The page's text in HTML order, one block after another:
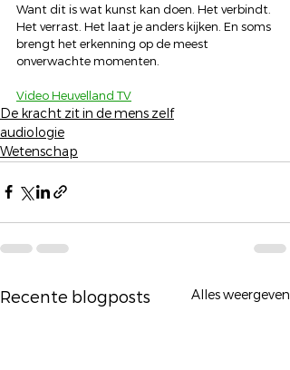
Want dit is wat kunst kan doen. Het verbindt.
Het verrast. Het laat je anders kijken. En soms
brengt het erkenning op de meest
onverwachte momenten.
Video Heuvelland TV
De kracht zit in de mens zelf
audiologie
Wetenschap
Recente blogposts Alles weergeven